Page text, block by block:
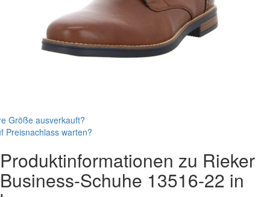
Größe ausverkauft?
Preisnachlass warten?
Produktinformationen zu Rieker
Business-Schuhe 13516-22 in